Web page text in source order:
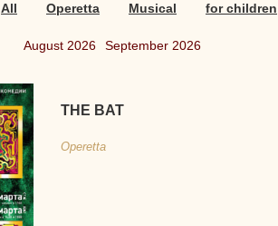
All Operetta Musical for children
August 2026 September 2026
THE BAT
Operetta